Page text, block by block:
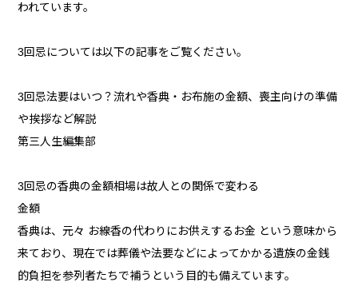
われています。
3回忌については以下の記事をご覧ください。
3回忌法要はいつ？流れや香典・お布施の金額、喪主向けの準備
や挨拶など解説
第三人生編集部
3回忌の香典の金額相場は故人との関係で変わる
金額
香典は、元々 お線香の代わりにお供えするお金 という意味から
来ており、現在では葬儀や法要などによってかかる遺族の金銭
的負担を参列者たちで補うという目的も備えています。